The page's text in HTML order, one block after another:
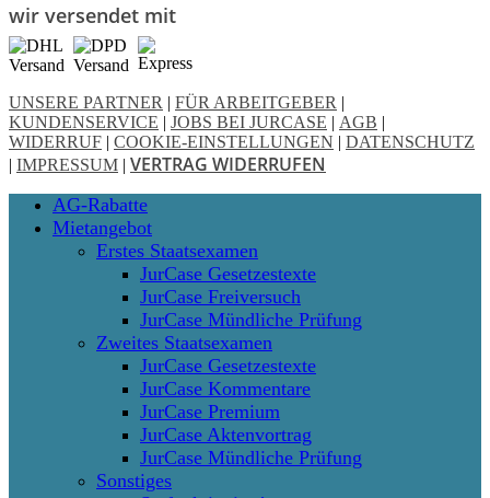
wir versendet mit
UNSERE PARTNER | FÜR ARBEITGEBER |
KUNDENSERVICE | JOBS BEI JURCASE | AGB |
WIDERRUF | COOKIE-EINSTELLUNGEN | DATENSCHUTZ
| IMPRESSUM | VERTRAG WIDERRUFEN
Close
AG-Rabatte
Mietangebot
Erstes Staatsexamen
JurCase Gesetzestexte
JurCase Freiversuch
JurCase Mündliche Prüfung
Zweites Staatsexamen
JurCase Gesetzestexte
JurCase Kommentare
JurCase Premium
JurCase Aktenvortrag
JurCase Mündliche Prüfung
Sonstiges